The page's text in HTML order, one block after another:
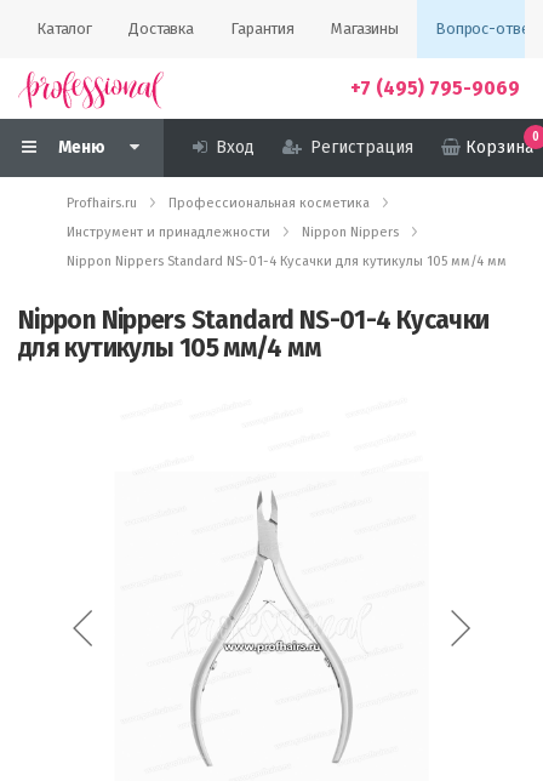
Каталог Доставка Гарантия Магазины Вопрос-ответ
+7 (495) 795-9069
Меню Вход Регистрация Корзина
0
Profhairs.ru
Профессиональная косметика
Инструмент и принадлежности
Nippon Nippers
Nippon Nippers Standard NS-01-4 Кусачки для кутикулы 105 мм/4 мм
Nippon Nippers Standard NS-01-4 Кусачки
для кутикулы 105 мм/4 мм